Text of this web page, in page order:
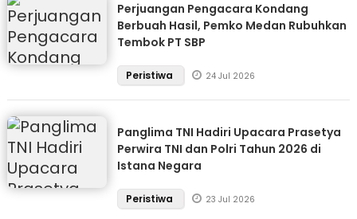
Perjuangan Pengacara Kondang
Berbuah Hasil, Pemko Medan Rubuhkan
Tembok PT SBP
Peristiwa 24 Jul 2026
Panglima TNI Hadiri Upacara Prasetya
Perwira TNI dan Polri Tahun 2026 di
Istana Negara
Peristiwa 23 Jul 2026